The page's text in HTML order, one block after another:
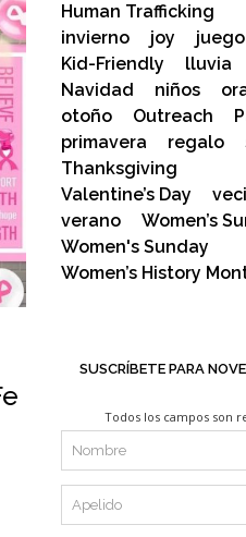
Human Trafficking
invierno
joy
juego
Kid-Friendly
lluvia
Navidad
niños
otoño
Outreach
primavera
regalo
Thanksgiving
Valentine’s Day
verano
Women’s
Women's Sunday
Women’s History
SUSCRÍBETE PARA
Todos los campos son